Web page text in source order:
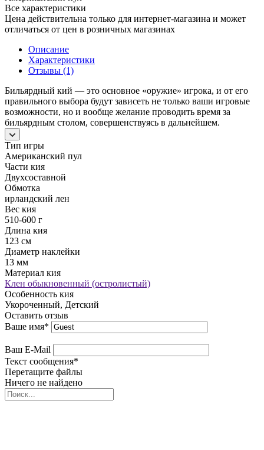
Все характеристики
Цена действительна только для интернет-магазина и может
отличаться от цен в розничных магазинах
Описание
Характеристики
Отзывы (1)
Бильярдный кий — это основное «оружие» игрока, и от его
правильного выбора будут зависеть не только ваши игровые
возможности, но и вообще желание проводить время за
бильярдным столом, совершенствуясь в дальнейшем.
Тип игры
Американский пул
Части кия
Двухсоставной
Обмотка
ирландский лен
Вес кия
510-600 г
Длина кия
123 см
Диаметр наклейки
13 мм
Материал кия
Клен обыкновенный (остролистый)
Особенность кия
Укороченный, Детский
Оставить отзыв
Ваше имя*
Ваш E-Mail
Текст сообщения*
Перетащите файлы
Ничего не найдено